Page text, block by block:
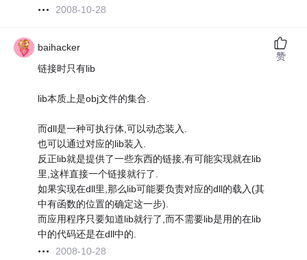
2008-10-28
baihacker
链接时只有lib
lib本质上是obj文件的集合.
而dll是一种可执行体,可以动态装入.
也可以通过对应的lib装入.
反正lib就是提供了一些东西的链接,有可能实现就在lib
里,这样直接一个链接就行了.
如果实现在dll里,那么lib可能要负责对应的dll的载入(其
中有函数的位置的确定这一步).
而应用程序只要知道lib就行了,而不需要lib是用的在lib
中的代码还是在dll中的.
2008-10-28
赞